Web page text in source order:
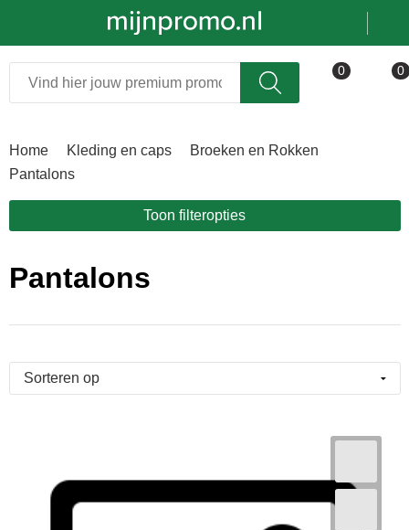
0 0
Relatiegeschenken
Sportkleding
Werkkleding
Beurs en evenementen
Horeca
Kerst
Voetbal, EK en WK
Home Kleding en caps
Broeken en Rokken
Pantalons
Toon filteropties
Pantalons